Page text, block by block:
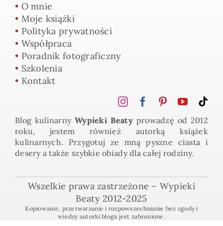
• O mnie
• Moje książki
• Polityka prywatności
• Współpraca
• Poradnik fotograficzny
• Szkolenia
• Kontakt
Blog kulinarny Wypieki Beaty prowadzę od 2012
roku, jestem również autorką książek
kulinarnych. Przygotuj ze mną pyszne ciasta i
desery a także szybkie obiady dla całej rodziny.
Wszelkie prawa zastrzeżone – Wypieki
Beaty 2012-2025
Kopiowanie, przetwarzanie i rozpowszechnianie bez zgody i
wiedzy autorki bloga jest zabronione.